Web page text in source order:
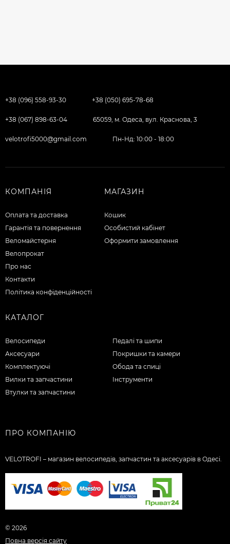
+38 (096) 558-93-30 +38 (050) 695-78-68
+38 (067) 898-63-04 65059, м. Одеса, вул. Краснова, 3
velotrofi5000@gmail.com Пн-Нд: 10:00 - 18:00
КОМПАНІЯ
Оплата та доставка
Гарантія та повернення
Веломайстерня
Велопрокат
Про нас
Контакти
Політика конфіденційності
МАГАЗИН
Кошик
Особистий кабінет
Оформити замовлення
КАТАЛОГ
Велосипеди
Аксесуари
Комплектуючі
Вилки та запчастини
Втулки та запчастини
Педалі та шипи
Покришки та камери
Обода та спиці
Інструменти
ПРО КОМПАНІЮ
VELOTROFI – магазин велосипедів, запчастин та аксесуарів в Одесі.
© 2026
Повна версія сайту